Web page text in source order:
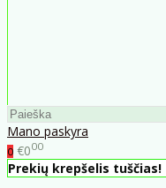
Mano paskyra
0 €000
Prekių krepšelis tuščias!